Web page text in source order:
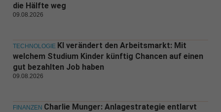
die Hälfte weg
09.08.2026
TECHNOLOGIE KI verändert den Arbeitsmarkt: Mit
welchem Studium Kinder künftig Chancen auf einen
gut bezahlten Job haben
09.08.2026
FINANZEN Charlie Munger: Anlagestrategie entlarvt